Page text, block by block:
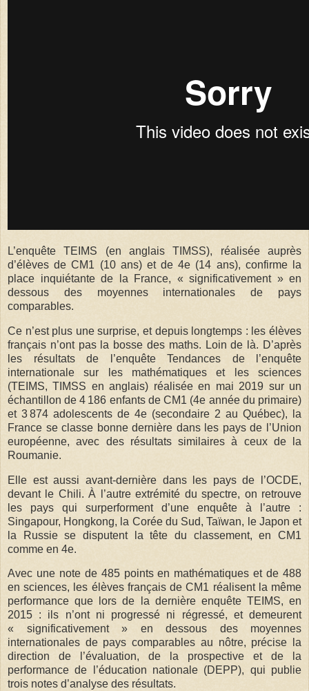
L’enquête TEIMS (en anglais TIMSS), réalisée auprès
d’élèves de CM1 (10 ans) et de 4e (14 ans), confirme la
place inquiétante de la France, « significativement » en
dessous des moyennes internationales de pays
comparables.
Ce n’est plus une surprise, et depuis longtemps : les élèves
français n’ont pas la bosse des maths. Loin de là. D’après
les résultats de l’enquête Tendances de l’enquête
internationale sur les mathématiques et les sciences
(TEIMS, TIMSS en anglais) réalisée en mai 2019 sur un
échantillon de 4 186 enfants de CM1 (4e année du primaire)
et 3 874 adolescents de 4e (secondaire 2 au Québec), la
France se classe bonne dernière dans les pays de l’Union
européenne, avec des résultats similaires à ceux de la
Roumanie.
Elle est aussi avant-dernière dans les pays de l’OCDE,
devant le Chili. À l’autre extrémité du spectre, on retrouve
les pays qui surperforment d’une enquête à l’autre :
Singapour, Hongkong, la Corée du Sud, Taïwan, le Japon et
la Russie se disputent la tête du classement, en CM1
comme en 4e.
Avec une note de 485 points en mathématiques et de 488
en sciences, les élèves français de CM1 réalisent la même
performance que lors de la dernière enquête TEIMS, en
2015 : ils n’ont ni progressé ni régressé, et demeurent
« significativement » en dessous des moyennes
internationales de pays comparables au nôtre, précise la
direction de l’évaluation, de la prospective et de la
performance de l’éducation nationale (DEPP), qui publie
trois notes d’analyse des résultats.